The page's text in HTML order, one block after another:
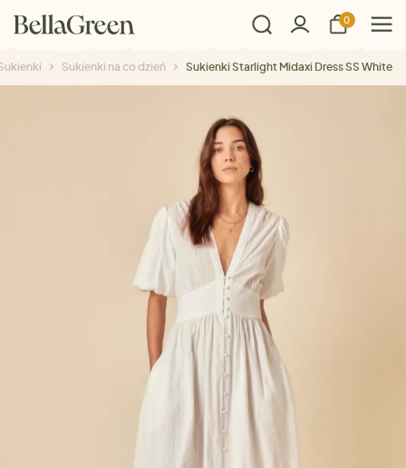
0
Sukienki na co dzień Sukienki Starlight Midaxi Dress SS White